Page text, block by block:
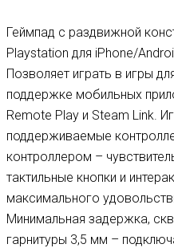
Геймпад с раздвижной
Playstation для iPhone/
Позволяет играть в игры
поддержке мобильных
Remote Play и Steam Link.
поддерживаемые
контроллером –
тактильные кнопки и
максимального
Минимальная задержка,
гарнитуры 3,5 мм –